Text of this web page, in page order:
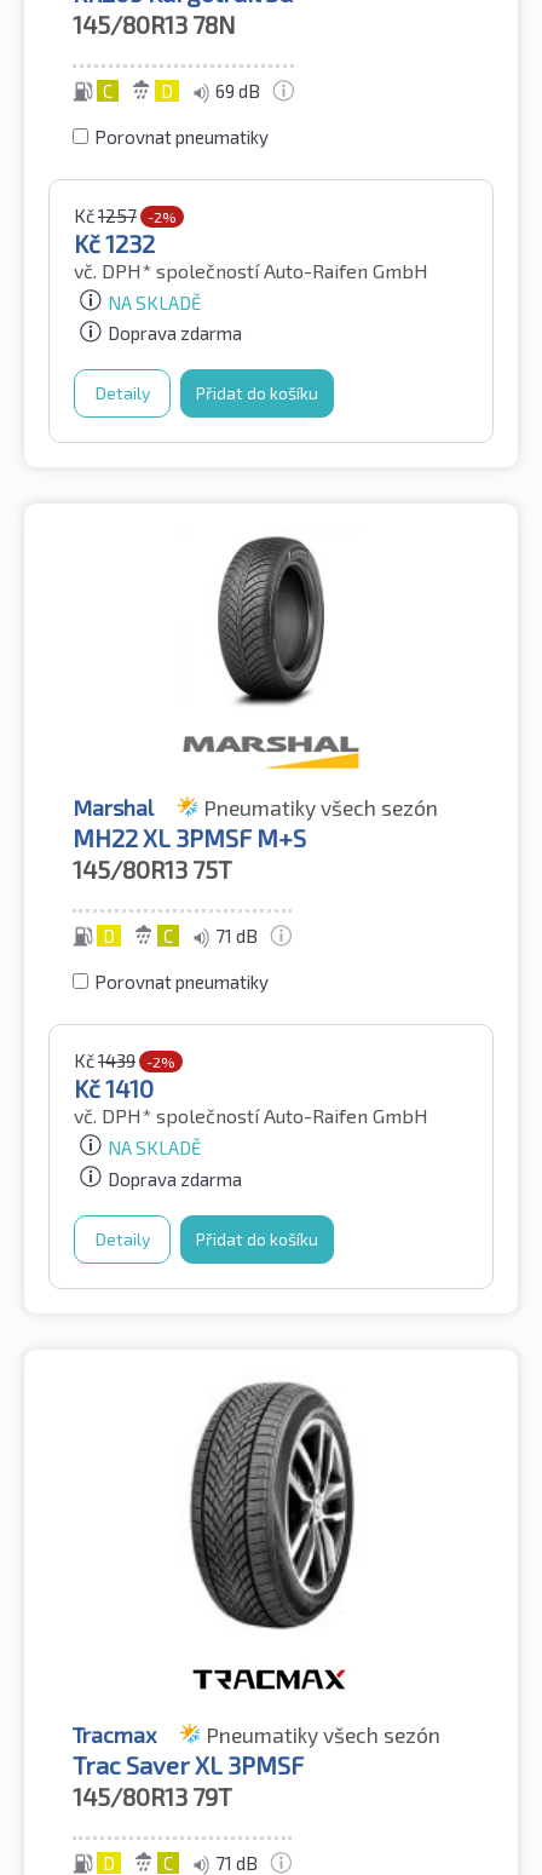
145/80R13 78N
C D 69 dB
Porovnat pneumatiky
Kč1257 -2%
Kč1232
vč. DPH* společností Auto-Raifen GmbH
NA SKLADĚ
Doprava zdarma
Detaily Přidat do košíku
Marshal Pneumatiky všech sezón
MH22 XL 3PMSF M+S
145/80R13 75T
D C 71 dB
Porovnat pneumatiky
Kč1439 -2%
Kč1410
vč. DPH* společností Auto-Raifen GmbH
NA SKLADĚ
Doprava zdarma
Detaily Přidat do košíku
Tracmax Pneumatiky všech sezón
Trac Saver XL 3PMSF
145/80R13 79T
D C 71 dB